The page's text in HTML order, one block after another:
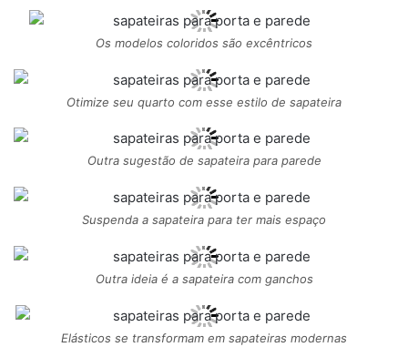
Os modelos coloridos são excêntricos
Otimize seu quarto com esse estilo de sapateira
Outra sugestão de sapateira para parede
Suspenda a sapateira para ter mais espaço
Outra ideia é a sapateira com ganchos
Elásticos se transformam em sapateiras modernas